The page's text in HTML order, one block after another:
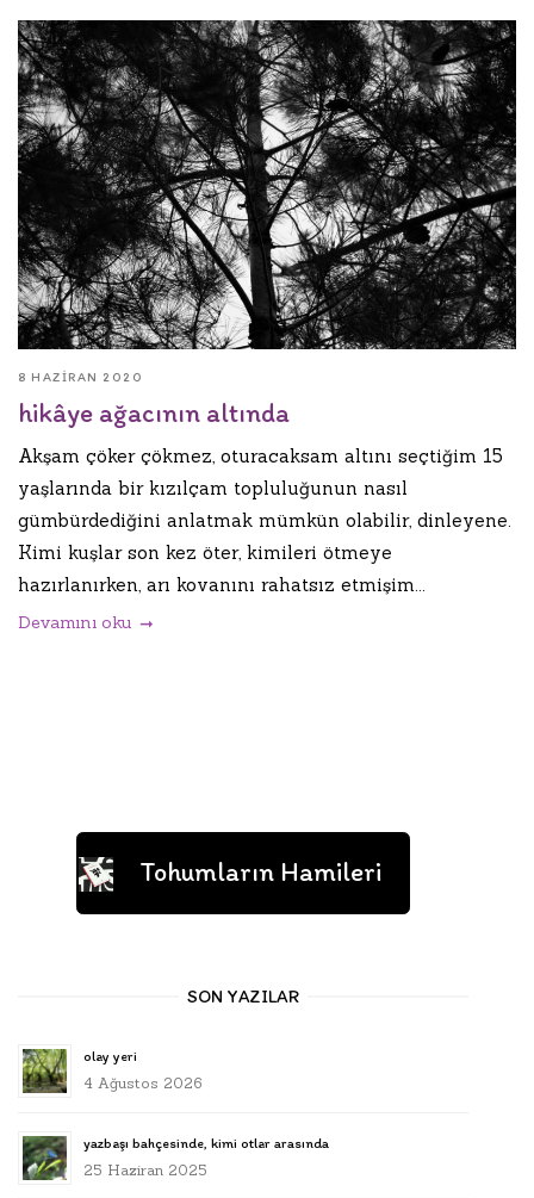
8 HAZIRAN 2020
hikâye ağacının altında
Akşam çöker çökmez, oturacaksam altını seçtiğim 15
yaşlarında bir kızılçam topluluğunun nasıl
gümbürdediğini anlatmak mümkün olabilir, dinleyene.
Kimi kuşlar son kez öter, kimileri ötmeye
hazırlanırken, arı kovanını rahatsız etmişim...
Devamını oku
Tohumların Hamileri
SON YAZILAR
olay yeri
4 Ağustos 2026
yazbaşı bahçesinde, kimi otlar arasında
25 Haziran 2025